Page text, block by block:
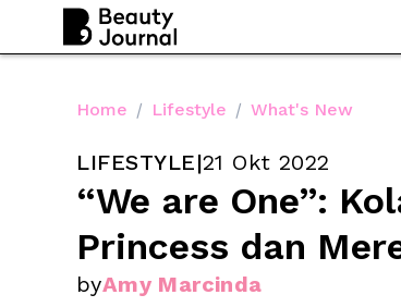
Home / Lifestyle / What's New
LIFESTYLE|21 Okt 2022
“We are One”:
Princess dan
byAmy Marcinda